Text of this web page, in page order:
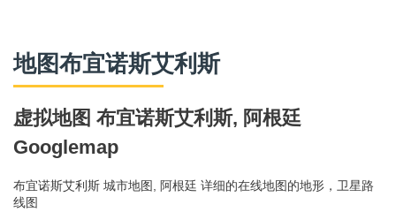
地图布宜诺斯艾利斯
虚拟地图 布宜诺斯艾利斯, 阿根廷
Googlemap
布宜诺斯艾利斯 城市地图, 阿根廷 详细的在线地图的地形，卫星路
线图